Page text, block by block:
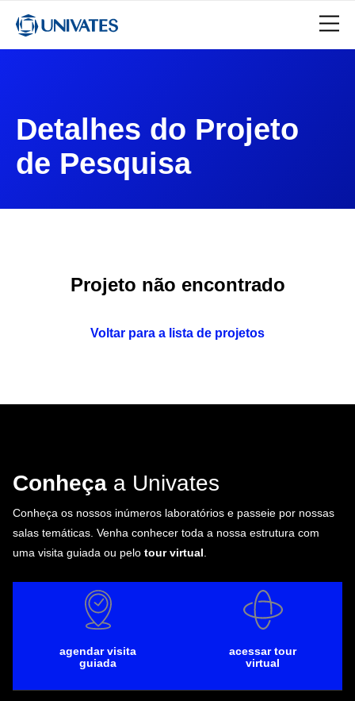
Detalhes do Projeto
de Pesquisa
Projeto não encontrado
Voltar para a lista de projetos
Conheça a Univates
Conheça os nossos inúmeros laboratórios e passeie por nossas
salas temáticas. Venha conhecer toda a nossa estrutura com
uma visita guiada ou pelo tour virtual
agendar visita
guiada
acessar tour
virtual